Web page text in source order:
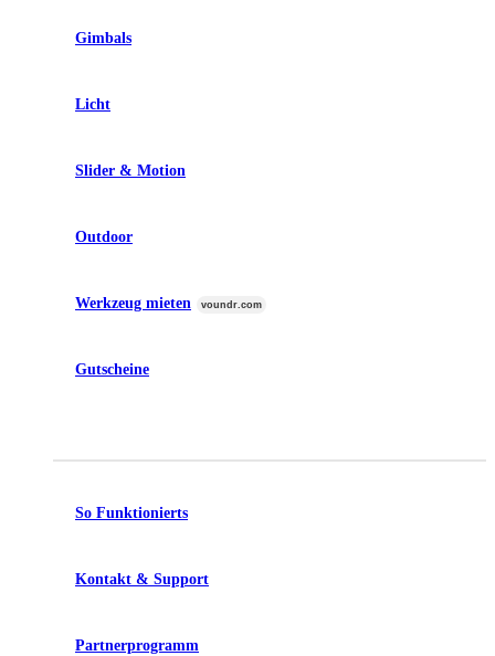
Gimbals
Licht
Slider & Motion
Outdoor
Werkzeug mieten voundr.com
Gutscheine
So Funktionierts
Kontakt & Support
Partnerprogramm